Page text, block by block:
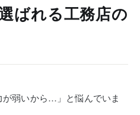
ばれる工務店の
が弱いから…」と悩んでいま